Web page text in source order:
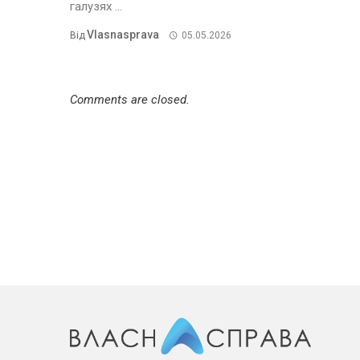
галузях ...
ВідVlasnasprava 05.05.2026
Comments are closed.
769 переглядів